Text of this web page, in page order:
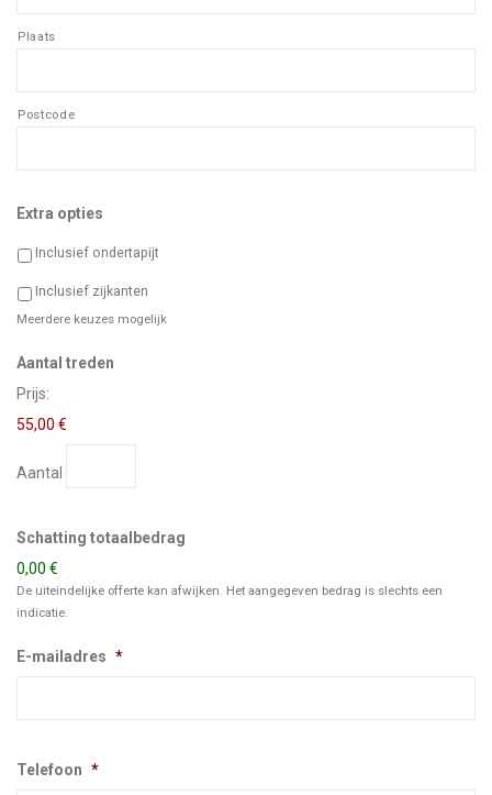
Plaats
Postcode
Extra opties
Inclusief ondertapijt
Inclusief zijkanten
Meerdere keuzes mogelijk
Aantal treden
Prijs:
55,00 €
Aantal
Schatting totaalbedrag
0,00 €
De uiteindelijke offerte kan afwijken. Het aangegeven bedrag is slechts een
indicatie.
E-mailadres *
Telefoon *